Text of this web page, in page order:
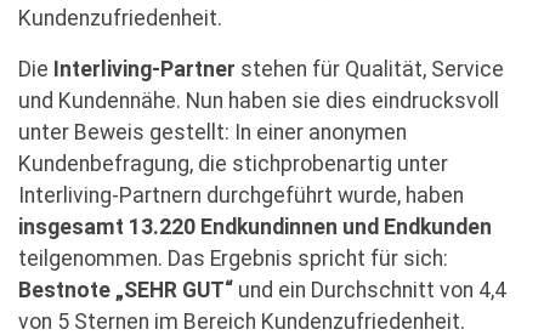
Kundenzufriedenheit.
Die Interliving-Partner stehen für Qualität, Service
und Kundennähe. Nun haben sie dies eindrucksvoll
unter Beweis gestellt: In einer anonymen
Kundenbefragung, die stichprobenartig unter
Interliving-Partnern durchgeführt wurde, haben
insgesamt 13.220 Endkundinnen und Endkunden
teilgenommen. Das Ergebnis spricht für sich:
Bestnote „SEHR GUT“ und ein Durchschnitt von 4,4
von 5 Sternen im Bereich Kundenzufriedenheit.